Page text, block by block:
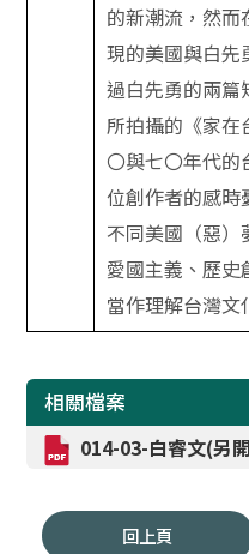
的新潮流，然而
現的美國與白先
過白先勇的兩篇
所拍攝的《家在
〇與七〇年代的
位創作者的感時
不同美國（惡）
愛國主義、歷史
當作理解台灣文
相關檔案
014-03-白睿文(另
回上頁